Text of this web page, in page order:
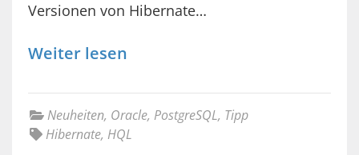
Versionen von Hibernate…
Weiter lesen
Neuheiten, Oracle, PostgreSQL, Tipp
Hibernate, HQL